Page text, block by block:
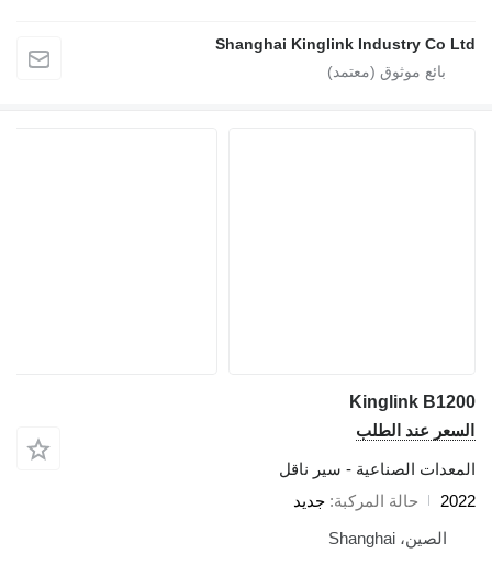
Shanghai Kinglink Industry Co Ltd
Kinglink B1200
السعر عند الطلب
المعدات الصناعية - سير ناقل
2022
حالة المركبة جديد
الصين، Shanghai